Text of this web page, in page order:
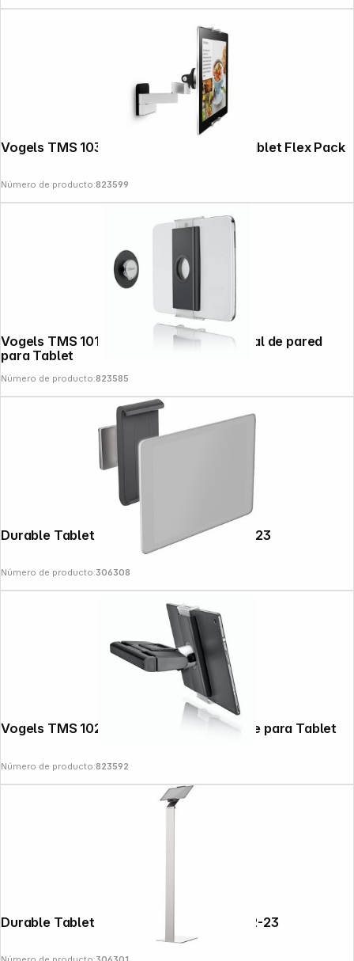
Vogels TMS 1030 RingO Soporte para Tablet Flex Pack
Número de producto:823599
Vogels TMS 1010 RingO Soporte universal de pared
para Tablet
Número de producto:823585
Durable Tablet Holder WALL plata 8933-23
Número de producto:306308
Vogels TMS 1020 Pack Soporte de coche para Tablet
Número de producto:823592
Durable Tablet Holder FLOOR plata 8932-23